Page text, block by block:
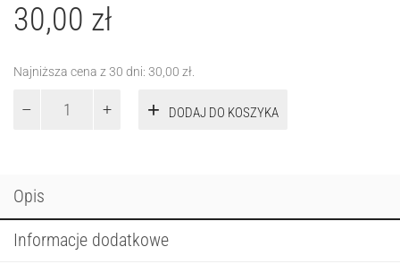
30,00 zł
Najniższa cena z 30 dni: 30,00 zł
DODAJ DO KOSZYKA
Opis
Informacje dodatkowe